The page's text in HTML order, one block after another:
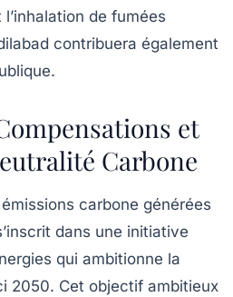
de fumées
contribuera également
et
Carbone
émissions carbone générées
dans une initiative
qui ambitionne la
2050. Cet objectif ambitieux